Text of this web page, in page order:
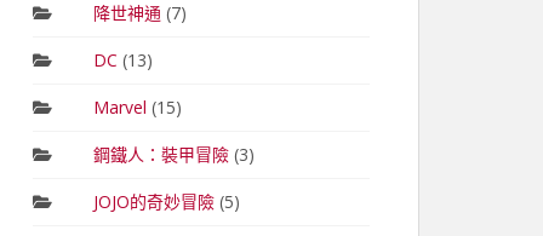
降世神通 (7)
DC (13)
Marvel (15)
鋼鐵人：裝甲冒險(3)
JOJO的奇妙冒險(5)